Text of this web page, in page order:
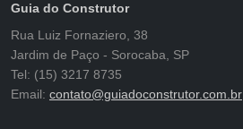
Guia do Construtor
Rua Luiz Fornaziero, 38
Jardim de Paço - Sorocaba, SP
Tel: (15) 3217 8735
Email: contato@guiadoconstrutor.com.br